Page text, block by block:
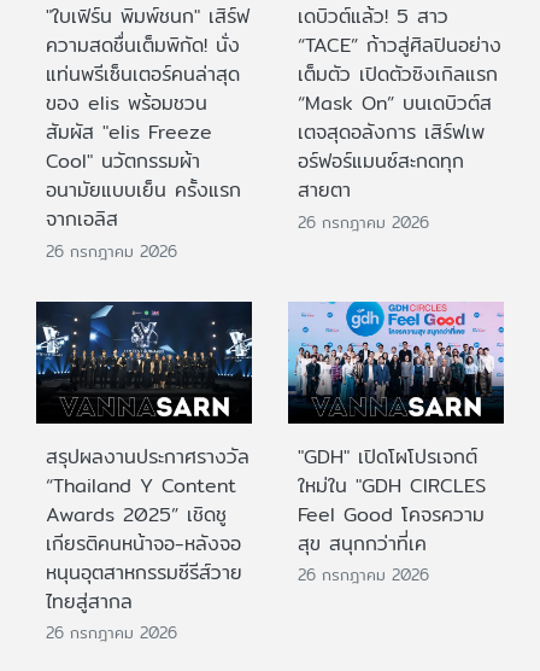
"ใบเฟิร์น พิมพ์ชนก" เสิร์ฟ
ความสดชื่นเต็มพิกัด! นั่ง
แท่นพรีเซ็นเตอร์คนล่าสุด
ของ elis พร้อมชวน
สัมผัส "elis Freeze
Cool" นวัตกรรมผ้า
อนามัยแบบเย็น ครั้งแรก
จากเอลิส
26 กรกฎาคม 2026
เดบิวต์แล้ว! 5 สาว
“TACE” ก้าวสู่ศิลปินอย่าง
เต็มตัว เปิดตัวซิงเกิลแรก
“Mask On” บนเดบิวต์ส
เตจสุดอลังการ เสิร์ฟเพ
อร์ฟอร์แมนซ์สะกดทุก
สายตา
26 กรกฎาคม 2026
สรุปผลงานประกาศรางวัล
“Thailand Y Content
Awards 2025” เชิดชู
เกียรติคนหน้าจอ-หลังจอ
หนุนอุตสาหกรรมซีรีส์วาย
ไทยสู่สากล
26 กรกฎาคม 2026
"GDH" เปิดโผโปรเจกต์
ใหม่ใน "GDH CIRCLES
Feel Good โคจรความ
สุข สนุกกว่าที่เค
26 กรกฎาคม 2026